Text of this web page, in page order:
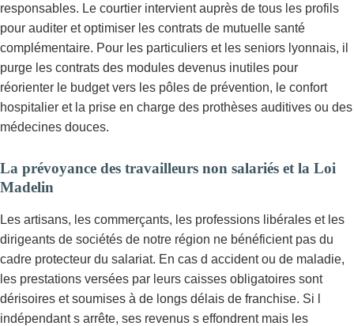
responsables. Le courtier intervient auprès de tous les profils
pour auditer et optimiser les contrats de mutuelle santé
complémentaire. Pour les particuliers et les seniors lyonnais, il
purge les contrats des modules devenus inutiles pour
réorienter le budget vers les pôles de prévention, le confort
hospitalier et la prise en charge des prothèses auditives ou des
médecines douces.
La prévoyance des travailleurs non salariés et la Loi
Madelin
Les artisans, les commerçants, les professions libérales et les
dirigeants de sociétés de notre région ne bénéficient pas du
cadre protecteur du salariat. En cas d accident ou de maladie,
les prestations versées par leurs caisses obligatoires sont
dérisoires et soumises à de longs délais de franchise. Si l
indépendant s arrête, ses revenus s effondrent mais les